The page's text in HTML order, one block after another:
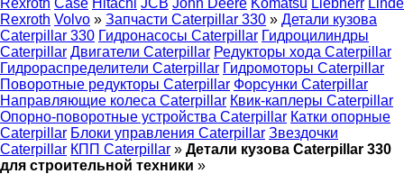
Rexroth Case Hitachi JCB John Deere Komatsu Liebherr Linde
Rexroth Volvo » Запчасти Caterpillar 330 » Детали кузова
Caterpillar 330 Гидронасосы Caterpillar Гидроцилиндры
Caterpillar Двигатели Caterpillar Редукторы хода Caterpillar
Гидрораспределители Caterpillar Гидромоторы Caterpillar
Поворотные редукторы Caterpillar Форсунки Caterpillar
Направляющие колеса Caterpillar Квик-каплеры Caterpillar
Опорно-поворотные устройства Caterpillar Катки опорные
Caterpillar Блоки управления Caterpillar Звездочки
Caterpillar КПП Caterpillar » Детали кузова Caterpillar 330
для строительной техники »